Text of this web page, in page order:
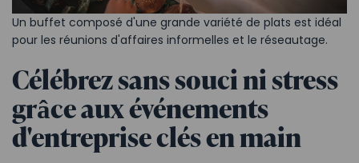
Un buffet composé d'une grande variété de plats est idéal
pour les réunions d'affaires informelles et le réseautage.
Célébrez sans souci ni stress
grâce aux événements
d'entreprise clés en main